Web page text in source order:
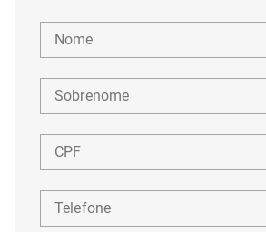
Nome
Sobrenome
CPF
Telefone